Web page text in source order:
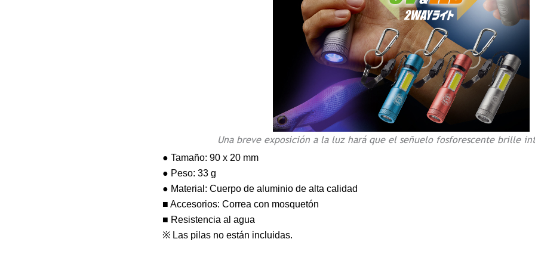
Una breve exposición a la luz hará que el señuelo fosforescente brille
● Tamaño: 90 x 20 mm
● Peso: 33 g
● Material: Cuerpo de aluminio de alta calidad
■ Accesorios: Correa con mosquetón
■ Resistencia al agua
※ Las pilas no están incluidas.